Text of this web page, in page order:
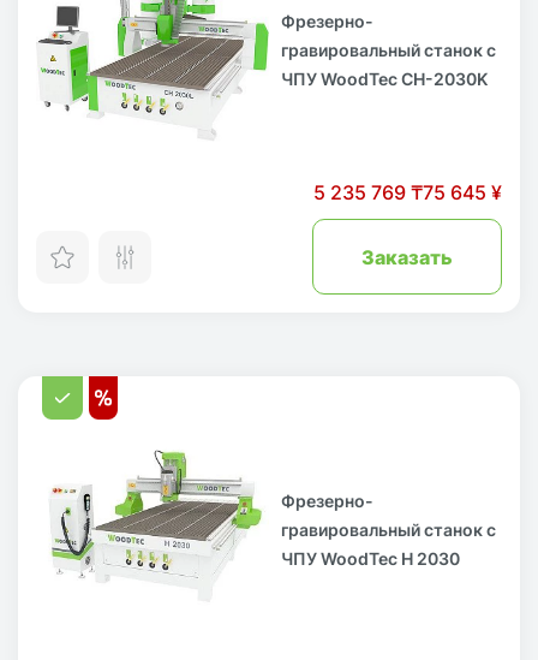
Фрезерно-
гравировальный станок с
ЧПУ WoodTec CH-2030K
5 235 769 ₸75 645 ¥
Заказать
Фрезерно-
гравировальный станок с
ЧПУ WoodTec H 2030